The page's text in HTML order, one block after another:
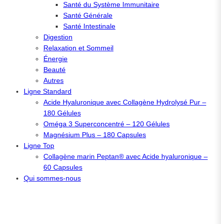
Santé du Système Immunitaire
Santé Générale
Santé Intestinale
Digestion
Relaxation et Sommeil
Énergie
Beauté
Autres
Ligne Standard
Acide Hyaluronique avec Collagène Hydrolysé Pur –
180 Gélules
Oméga 3 Superconcentré – 120 Gélules
Magnésium Plus – 180 Capsules
Ligne Top
Collagène marin Peptan® avec Acide hyaluronique –
60 Capsules
Qui sommes-nous